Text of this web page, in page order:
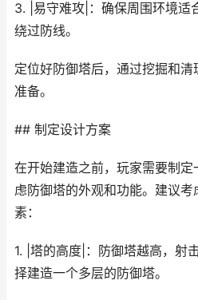
3. |易守难攻|：确保周围环境适
绕过防线。
定位好防御塔后，通过挖掘和
准备。
## 制定设计方案
在开始建造之前，玩家需要制
虑防御塔的外观和功能。建议
素：
1. |塔的高度|：防御塔越高，射
择建造一个多层的防御塔。